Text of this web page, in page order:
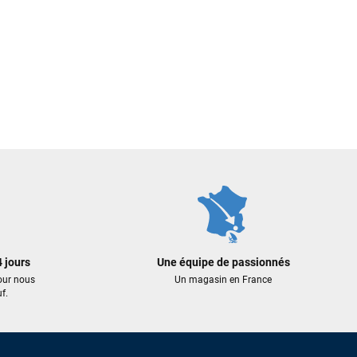
jours
nous
Une équipe de passionnés
Un magasin en France